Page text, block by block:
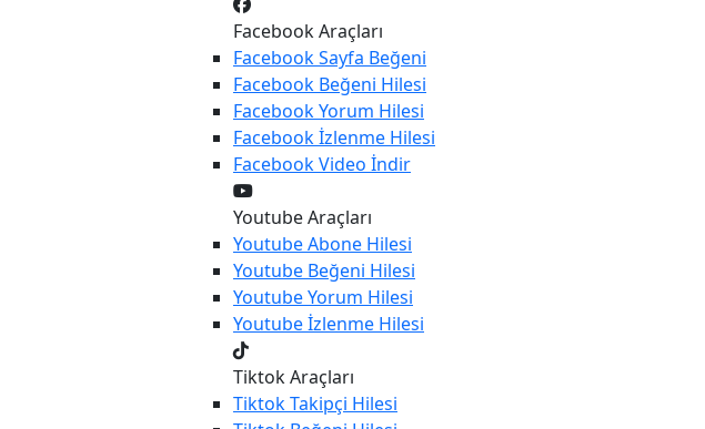
Facebook Araçları
FacebookSayfa Beğeni
Facebook Beğeni Hilesi
FacebookYorum Hilesi
Facebookİzlenme Hilesi
FacebookVideo İndir
Youtube Araçları
YoutubeAbone Hilesi
Youtube Beğeni Hilesi
YoutubeYorum Hilesi
Youtubeİzlenme Hilesi
Tiktok Araçları
TiktokTakipçi Hilesi